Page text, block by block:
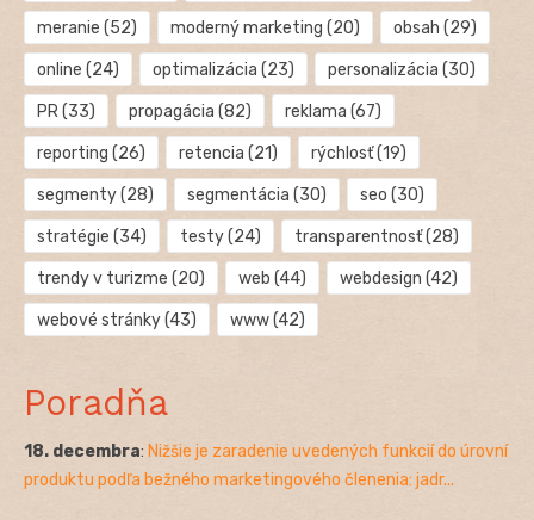
meranie (52) moderný marketing (20) obsah (29)
online (24) optimalizácia (23) personalizácia (30)
PR(33) propagácia (82) reklama (67)
reporting (26) retencia (21) rýchlosť(19)
segmenty(28) segmentácia (30) seo (30)
stratégie (34) testy(24) transparentnosť(28)
trendy v turizme (20) web (44) webdesign (42)
webové stránky(43) www(42)
Poradňa
18. decembra: Nižšie je zaradenie uvedených funkcií do úrovní
produktu podľa bežného marketingového členenia: jadr...